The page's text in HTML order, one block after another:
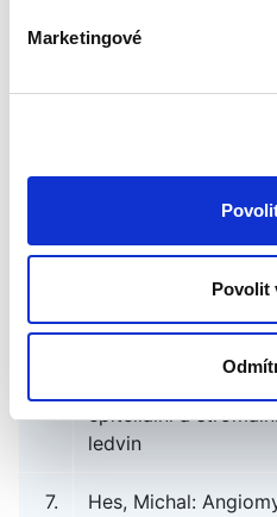
Marketingové
Povolit
makroskopický a
Mikrosatelitní
renálních karcinomů
epiteliální a
ledvin
7.
Hes, Michal: